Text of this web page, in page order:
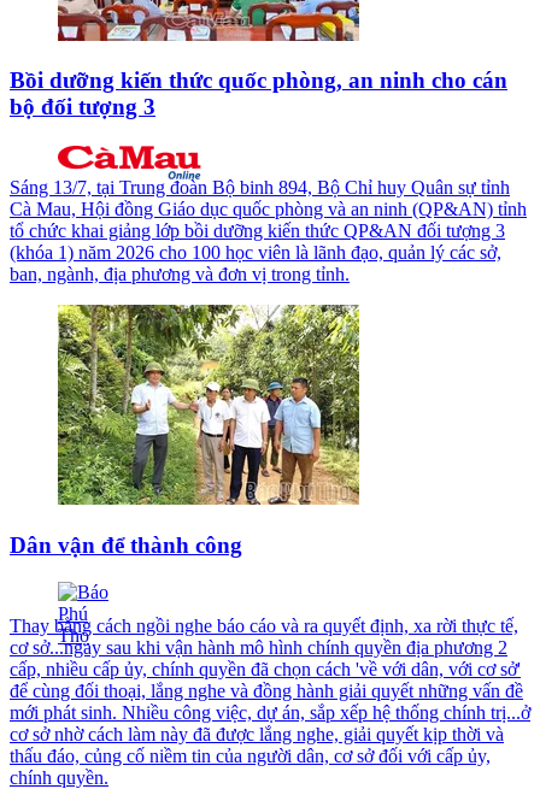
Bồi dưỡng kiến thức quốc phòng, an ninh cho cán
bộ đối tượng 3
Sáng 13/7, tại Trung đoàn Bộ binh 894, Bộ Chỉ huy Quân sự tỉnh
Cà Mau, Hội đồng Giáo dục quốc phòng và an ninh (QP&AN) tỉnh
tổ chức khai giảng lớp bồi dưỡng kiến thức QP&AN đối tượng 3
(khóa 1) năm 2026 cho 100 học viên là lãnh đạo, quản lý các sở,
ban, ngành, địa phương và đơn vị trong tỉnh.
Dân vận để thành công
Thay bằng cách ngồi nghe báo cáo và ra quyết định, xa rời thực tế,
cơ sở...ngay sau khi vận hành mô hình chính quyền địa phương 2
cấp, nhiều cấp ủy, chính quyền đã chọn cách 'về với dân, với cơ sở'
để cùng đối thoại, lắng nghe và đồng hành giải quyết những vấn đề
mới phát sinh. Nhiều công việc, dự án, sắp xếp hệ thống chính trị...ở
cơ sở nhờ cách làm này đã được lắng nghe, giải quyết kịp thời và
thấu đáo, củng cố niềm tin của người dân, cơ sở đối với cấp ủy,
chính quyền.